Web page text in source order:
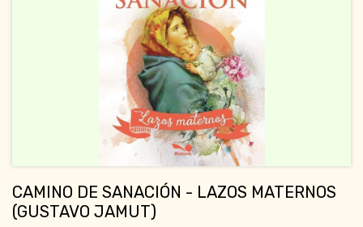
CAMINO DE SANACIÓN - LAZOS MATERNOS
(GUSTAVO JAMUT)